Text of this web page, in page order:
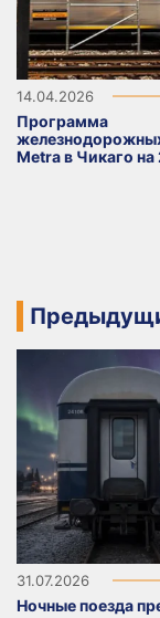
14.04.2026
Программа
Metra в Чикаго
31.07.2026
Ночные поезда